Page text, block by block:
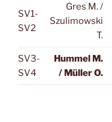
SV1-
SV2
Gres M. /
Szulimowski
T.
SV3-
SV4
Hummel M.
/ Müller O.